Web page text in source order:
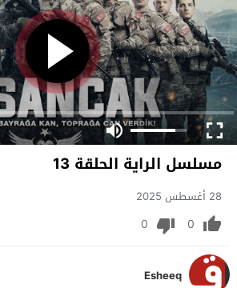
مسلسل الراية الحلقة 13
28 أغسطس 2025
0
0
Esheeq